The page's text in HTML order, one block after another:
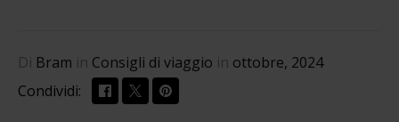
Di Bram in Consigli di viaggio in ottobre, 2024
Condividi: